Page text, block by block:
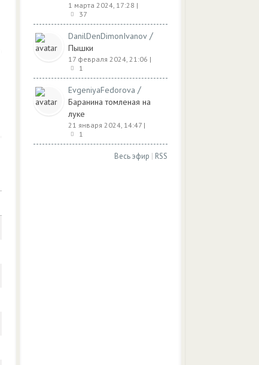
1 марта 2024, 17:28 |
37
DanilDenDimonIvanov /
Пышки
17 февраля 2024, 21:06 |
1
EvgeniyaFedorova /
Баранина томленая на
луке
21 января 2024, 14:47 |
1
Весь эфир | RSS